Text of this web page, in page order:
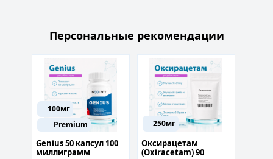
Персональные рекомендации
100мг
Premium
Genius 50 капсул 100
миллиграмм
250мг
Оксирацетам
(Oxiracetam) 90